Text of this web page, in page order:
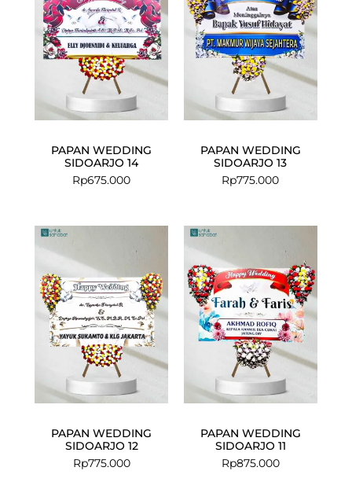
PAPAN WEDDING
SIDOARJO 14
Rp675.000
PAPAN WEDDING
SIDOARJO 13
Rp775.000
PAPAN WEDDING
SIDOARJO 12
Rp775.000
PAPAN WEDDING
SIDOARJO 11
Rp875.000